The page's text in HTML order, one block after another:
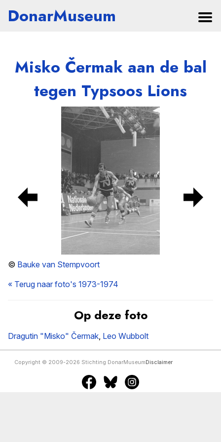
DonarMuseum
Misko Čermak aan de bal
tegen Typsoos Lions
© Bauke van Stempvoort
« Terug naar foto's 1973-1974
Op deze foto
Dragutin "Misko" Čermak, Leo Wubbolt
Copyright © 2009-2026 Stichting DonarMuseum Disclaimer